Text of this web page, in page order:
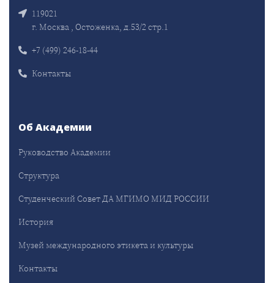
119021
г. Москва , Остоженка, д.53/2 стр.1
+7 (499) 246-18-44
Контакты
Об Академии
Руководство Академии
Структура
Студенческий Совет ДА МГИМО МИД РОССИИ
История
Музей международного этикета и культуры
Контакты